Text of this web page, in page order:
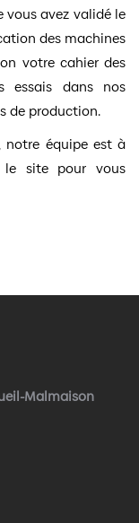
vous avez validé le
des machines
votre cahier des
essais dans nos
de production.
notre équipe est à
site pour vous
Malmaison